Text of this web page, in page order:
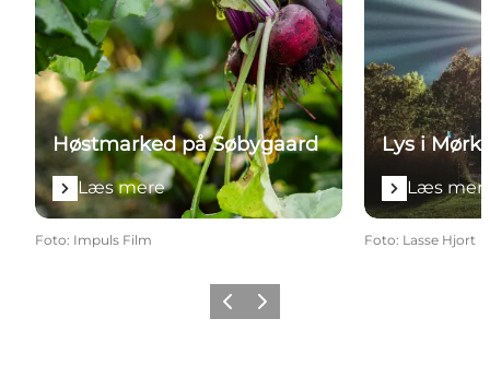
Høstmarked på Søbygaard
Læs mere
Foto: Impuls Film
Lys i
Læs
Foto: Lasse Hjort
ForrigeNæste